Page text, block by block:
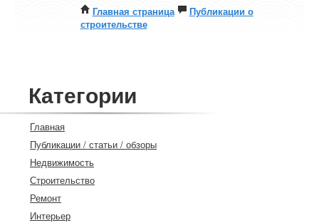
Главная страница
Публикации о
строительстве
Категории
Главная
Публикации / статьи / обзоры
Недвижимость
Строительство
Ремонт
Интерьер